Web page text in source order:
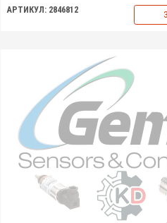
АРТИКУЛ: 2846812